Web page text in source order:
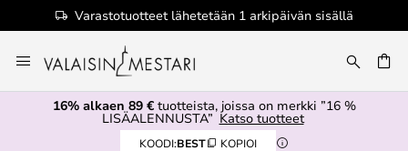
Varastotuotteet lähetetään 1 arkipäivän sisällä
to
Content
16% alkaen 89 €tuotteista, joissa on merkki ”16 %
LISÄALENNUSTA” Katso tuotteet
KOODI:BEST KOPIOI